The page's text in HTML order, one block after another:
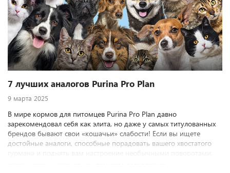
7 лучших аналогов Purina Pro Plan
9 марта 2025
В мире кормов для питомцев Purina Pro Plan давно
зарекомендовал себя как элита, но даже у самых титулованных
брендов бывают свои «кошачьи» слабости! Если вы ищете
достойные аналоги, способные порадовать вашего хвостатого